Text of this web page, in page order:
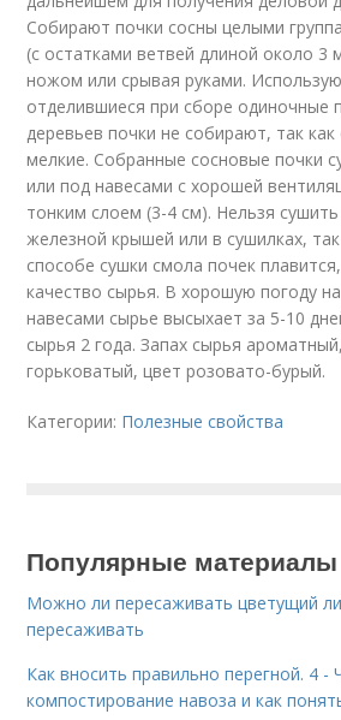
Собирают почки сосны целыми
(с остатками ветвей длиной около 3
ножом или срывая руками.
отделившиеся при сборе одиночные
деревьев почки не собирают, так
мелкие. Собранные сосновые почки
или под навесами с хорошей
тонким слоем (3-4 см). Нельзя
железной крышей или в сушилках,
способе сушки смола почек
качество сырья. В хорошую погоду
навесами сырье высыхает за 5-10
сырья 2 года. Запах сырья
горьковатый, цвет розовато-бурый.
Категории: Полезные свойства
Популярные материалы
Можно ли пересаживать цветущий
пересаживать
Как вносить правильно перегной. 4 -
компостирование навоза и как